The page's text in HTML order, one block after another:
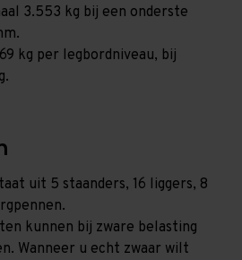
3.553 kg bij een onderste
kg per legbordniveau, bij
uit 5 staanders, 16 liggers, 8
kunnen bij zware belasting
Wanneer u echt zwaar wilt